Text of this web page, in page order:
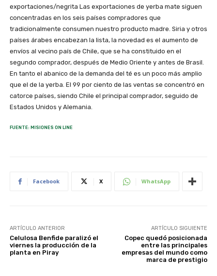
exportaciones/negrita Las exportaciones de yerba mate siguen
concentradas en los seis países compradores que
tradicionalmente consumen nuestro producto madre. Siria y otros
países árabes encabezan la lista, la novedad es el aumento de
envíos al vecino país de Chile, que se ha constituido en el
segundo comprador, después de Medio Oriente y antes de Brasil.
En tanto el abanico de la demanda del té es un poco más amplio
que el de la yerba. El 99 por ciento de las ventas se concentró en
catorce países, siendo Chile el principal comprador, seguido de
Estados Unidos y Alemania.
FUENTE: MISIONES ON LINE
Facebook X WhatsApp
ARTÍCULO ANTERIOR
Celulosa Benfide paralizó el
viernes la producción de la
planta en Piray
ARTÍCULO SIGUIENTE
Copec quedó posicionada
entre las principales
empresas del mundo como
marca de prestigio